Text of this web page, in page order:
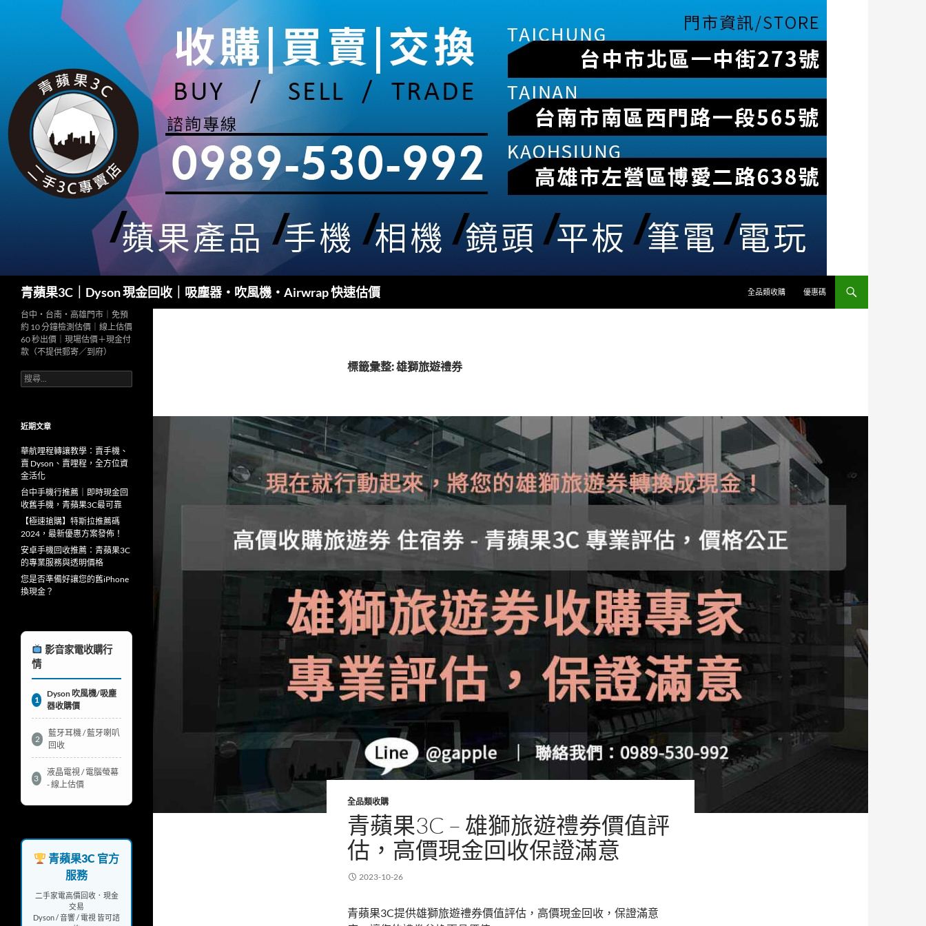
青蘋果3C｜Dyson 現金回收｜吸塵器・吹風機・Airwrap 快速估價 全品類收購 優惠碼
標籤彙整: 雄獅旅遊禮券
全品類收購
青蘋果3C – 雄獅旅遊禮券價值評
估，高價現金回收保證滿意
2023-10-26
青蘋果3C提供雄獅旅遊禮券價值評估，高價現金回收，保證滿意
台中・台南・高雄門市｜免預
約 10 分鐘檢測估價｜線上估價
60 秒出價｜現場估價＋現金付
款（不提供郵寄／到府）
搜
尋
字:
近期文章
華航哩程轉讓教學：賣手機、
賣 Dyson、賣哩程，全方位資
金活化
台中手機行推薦｜即時現金回
收舊手機，青蘋果3C最可靠
【極速搶購】特斯拉推薦碼
2024，最新優惠方案發佈！
安卓手機回收推薦：青蘋果3C
的專業服務與透明價格
您是否準備好讓您的舊iPhone
換現金？
影音家電收購行
情
1
Dyson 吹風機/吸塵
器收購價
2
藍牙耳機 / 藍牙喇叭
回收
3
液晶電視 / 電腦螢幕
- 線上估價
青蘋果3C 官方
服務
二手家電高價回收．現金
交易
Dyson / 音響 / 電視 皆可諮